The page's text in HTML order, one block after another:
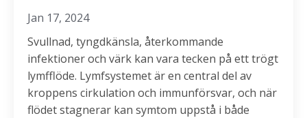
Jan 17, 2024
Svullnad, tyngdkänsla, återkommande
infektioner och värk kan vara tecken på ett trögt
lymfflöde. Lymfsystemet är en central del av
kroppens cirkulation och immunförsvar, och när
flödet stagnerar kan symtom uppstå i både